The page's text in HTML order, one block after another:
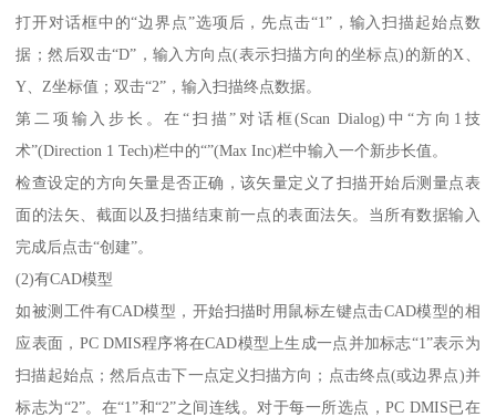
打开对话框中的“边界点”选项后，先点击“1”，输入扫描起始点数
据；然后双击“D”，输入方向点(表示扫描方向的坐标点)的新的X、
Y、Z坐标值；双击“2”，输入扫描终点数据。
第二项输入步长。在“扫描”对话框(Scan Dialog)中“方向1技
术”(Direction 1 Tech)栏中的“”(Max Inc)栏中输入一个新步长值。
检查设定的方向矢量是否正确，该矢量定义了扫描开始后测量点表
面的法矢、截面以及扫描结束前一点的表面法矢。当所有数据输入
完成后点击“创建”。
(2)有CAD模型
如被测工件有CAD模型，开始扫描时用鼠标左键点击CAD模型的相
应表面，PC DMIS程序将在CAD模型上生成一点并加标志“1”表示为
扫描起始点；然后点击下一点定义扫描方向；点击终点(或边界点)并
标志为“2”。在“1”和“2”之间连线。对于每一所选点，PC DMIS已在